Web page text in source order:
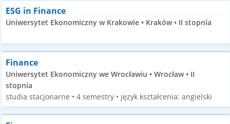
ESG in Finance
Uniwersytet Ekonomiczny w Krakowie • Kraków • II stopnia
Finance
Uniwersytet Ekonomiczny we Wrocławiu • Wrocław • II
stopnia
studia stacjonarne • 4 semestry • język kształcenia: angielski